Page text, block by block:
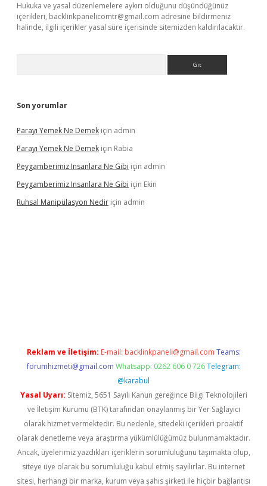
Hukuka ve yasal düzenlemelere aykırı olduğunu düşündüğünüz
içerikleri, backlinkpanelicomtr@gmail.com adresine bildirmeniz
halinde, ilgili içerikler yasal süre içerisinde sitemizden kaldırılacaktır.
Son yorumlar
Parayı Yemek Ne Demek için admin
Parayı Yemek Ne Demek için Rabia
Peygamberimiz Insanlara Ne Gibi için admin
Peygamberimiz Insanlara Ne Gibi için Ekin
Ruhsal Manipülasyon Nedir için admin
Reklam ve İletişim: E-mail: backlinkpaneli@gmail.com Teams:
forumhizmeti@gmail.com Whatsapp: 0262 606 0 726 Telegram:
@karabul
Yasal Uyarı: Sitemiz, 5651 Sayılı Kanun gereğince Bilgi Teknolojileri
ve İletişim Kurumu (BTK) tarafından onaylanmış bir Yer Sağlayıcı
olarak hizmet vermektedir. Bu nedenle, sitedeki içerikleri proaktif
olarak denetleme veya araştırma yükümlülüğümüz bulunmamaktadır.
Ancak, üyelerimiz yazdıkları içeriklerin sorumluluğunu taşımakta olup,
siteye üye olarak bu sorumluluğu kabul etmiş sayılırlar. Bu internet
sitesi, herhangi bir marka, kurum veya şahıs şirketi ile hiçbir bağlantısı